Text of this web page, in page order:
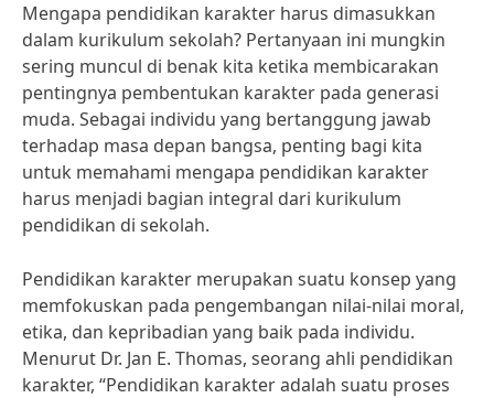
Mengapa pendidikan karakter harus dimasukkan
dalam kurikulum sekolah? Pertanyaan ini mungkin
sering muncul di benak kita ketika membicarakan
pentingnya pembentukan karakter pada generasi
muda. Sebagai individu yang bertanggung jawab
terhadap masa depan bangsa, penting bagi kita
untuk memahami mengapa pendidikan karakter
harus menjadi bagian integral dari kurikulum
pendidikan di sekolah.
Pendidikan karakter merupakan suatu konsep yang
memfokuskan pada pengembangan nilai-nilai moral,
etika, dan kepribadian yang baik pada individu.
Menurut Dr. Jan E. Thomas, seorang ahli pendidikan
karakter, “Pendidikan karakter adalah suatu proses